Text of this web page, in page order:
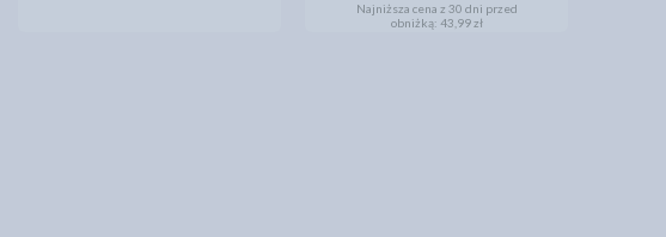
Najniższa cena z 30 dni przed
obniżką: 43,99 zł